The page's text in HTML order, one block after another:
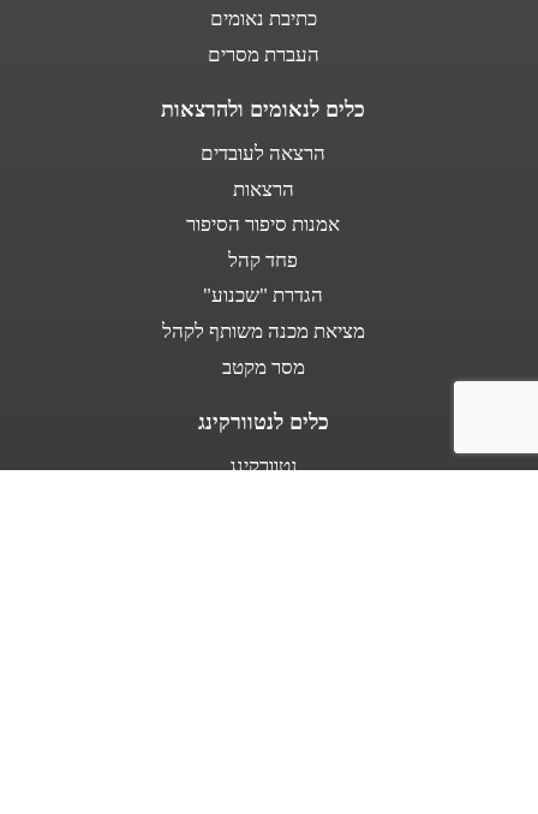
כתיבת נאומים
העברת מסרים
כלים לנאומים ולהרצאות
הרצאה לעובדים
הרצאות
אמנות סיפור הסיפור
פחד קהל
הגדרת "שכנוע"
מציאת מכנה משותף לקהל
מסר מקטב
כלים לנטוורקינג
נטוורקינג